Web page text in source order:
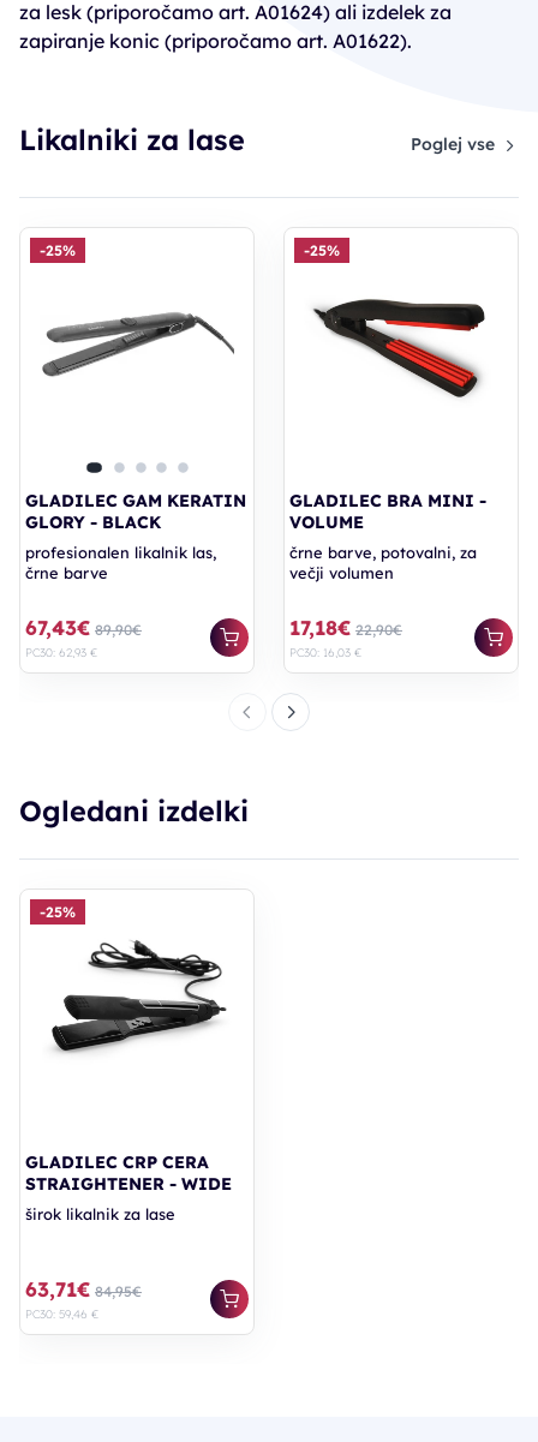
za lesk (priporočamo art. A01624) ali izdelek za
zapiranje konic (priporočamo art. A01622).
Likalniki za lase Poglej vse
-25%
GLADILEC GAM KERATIN
GLORY - BLACK
profesionalen likalnik las,
črne barve
67,43€ 89,90€
PC30: 62,93 €
-25%
GLADILEC BRA MINI -
VOLUME
črne barve, potovalni, za
večji volumen
17,18€ 22,90€
PC30: 16,03 €
Ogledani izdelki
-25%
GLADILEC CRP CERA
STRAIGHTENER - WIDE
širok likalnik za lase
63,71€ 84,95€
PC30: 59,46 €